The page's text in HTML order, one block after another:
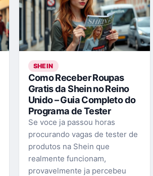
SHEIN
Como Receber Roupas
Gratis da Shein no Reino
Unido – Guia Completo do
Programa de Tester
Se voce ja passou horas
procurando vagas de tester de
produtos na Shein que
realmente funcionam,
provavelmente ja percebeu